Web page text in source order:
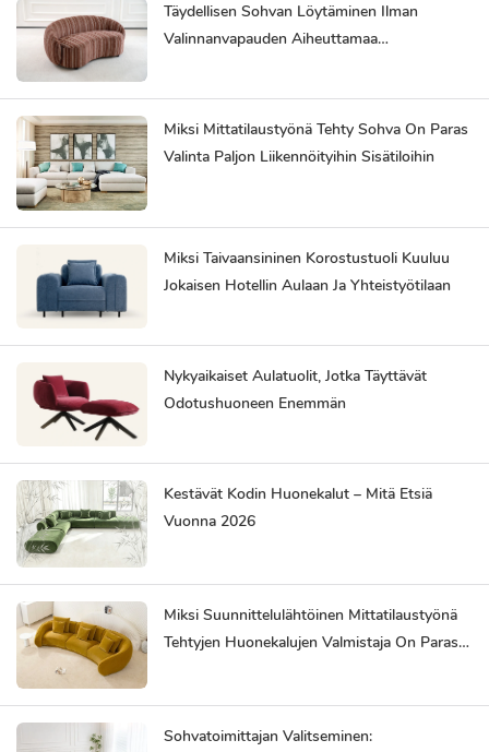
Täydellisen Sohvan Löytäminen Ilman
Valinnanvapauden Aiheuttamaa
Miksi Mittatilaustyönä Tehty Sohva On Paras
Valinta Paljon Liikennöityihin Sisätiloihin
Miksi Taivaansininen Korostustuoli Kuuluu
Jokaisen Hotellin Aulaan Ja Yhteistyötilaan
Nykyaikaiset Aulatuolit, Jotka Täyttävät
Odotushuoneen Enemmän
Kestävät Kodin Huonekalut – Mitä Etsiä
Vuonna 2026
Miksi Suunnittelulähtöinen Mittatilaustyönä
Tehtyjen Huonekalujen Valmistaja On Paras
Sohvatoimittajan Valitseminen: